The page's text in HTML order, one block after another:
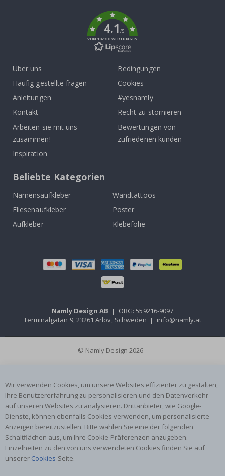
4.1/5
VON 1029 BEWERTUNGEN
Über uns
Häufig gestellte fragen
Anleitungen
Kontakt
Arbeiten sie mit uns
zusammen!
Inspiration
Bedingungen
Cookies
#yesnamly
Recht zu stornieren
Bewertungen von
zufriedenen kunden
Beliebte Kategorien
Namensaufkleber
Wandtattoos
Fliesenaufkleber
Poster
Aufkleber
Klebefolie
Namly Design AB | ORG: 559216-9097
Terminalgatan 9, 23261 Arlöv, Schweden | info@namly.at
© Namly Design 2026
Wir verwenden Cookies, um unsere Websites effizienter zu gestalten,
Ihre Benutzererfahrung zu personalisieren und den Datenverkehr
auf unseren Websites zu analysieren. Drittanbieter, wie Google-
Dienste, können ebenfalls Cookies verwenden, um personalisierte
Anzeigen bereitzustellen. Bitte wählen Sie eine der folgenden
Schaltflächen aus, um Ihre Cookie-Präferenzen anzugeben.
Einzelheiten zu den von uns verwendeten Cookies finden Sie auf
unserer Cookies-Seite.